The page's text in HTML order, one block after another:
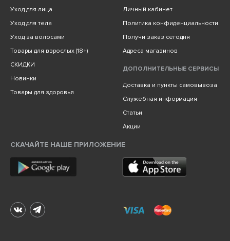
Уход для лица
Уход для тела
Уход за волосами
Товары для взрослых (18+)
СКИДКИ
Новинки
Товары для здоровья
Личный кабинет
Политика конфиденциальности
Получи заказ сегодня
Адреса магазинов
ДОПОЛНИТЕЛЬНЫЕ СЕРВИСЫ
Доставка и пункты самовывоза
Служебная информация
Статьи
Акции
СКАЧАЙТЕ НАШЕ ПРИЛОЖЕНИЕ